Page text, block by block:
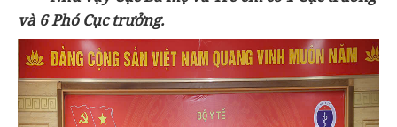
và 6 Phó Cục trưởng.